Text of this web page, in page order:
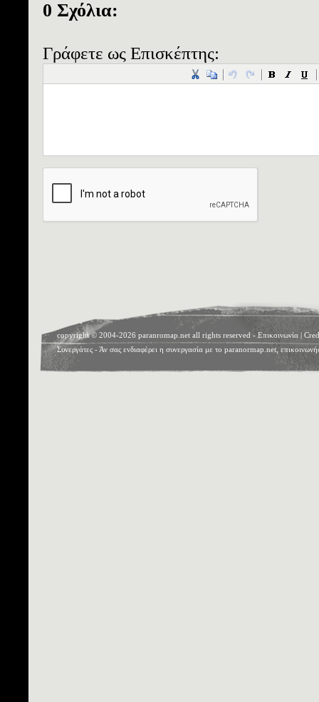
0 Σχόλια:
Γράφετε ως Επισκέπτης:
copyright © 2004-2026 paranromap.net all rights reserved - Επικοινωνία |
Συνεργάτες - Άν σας ενδιαφέρει η συνεργασία με το paranormap.net,